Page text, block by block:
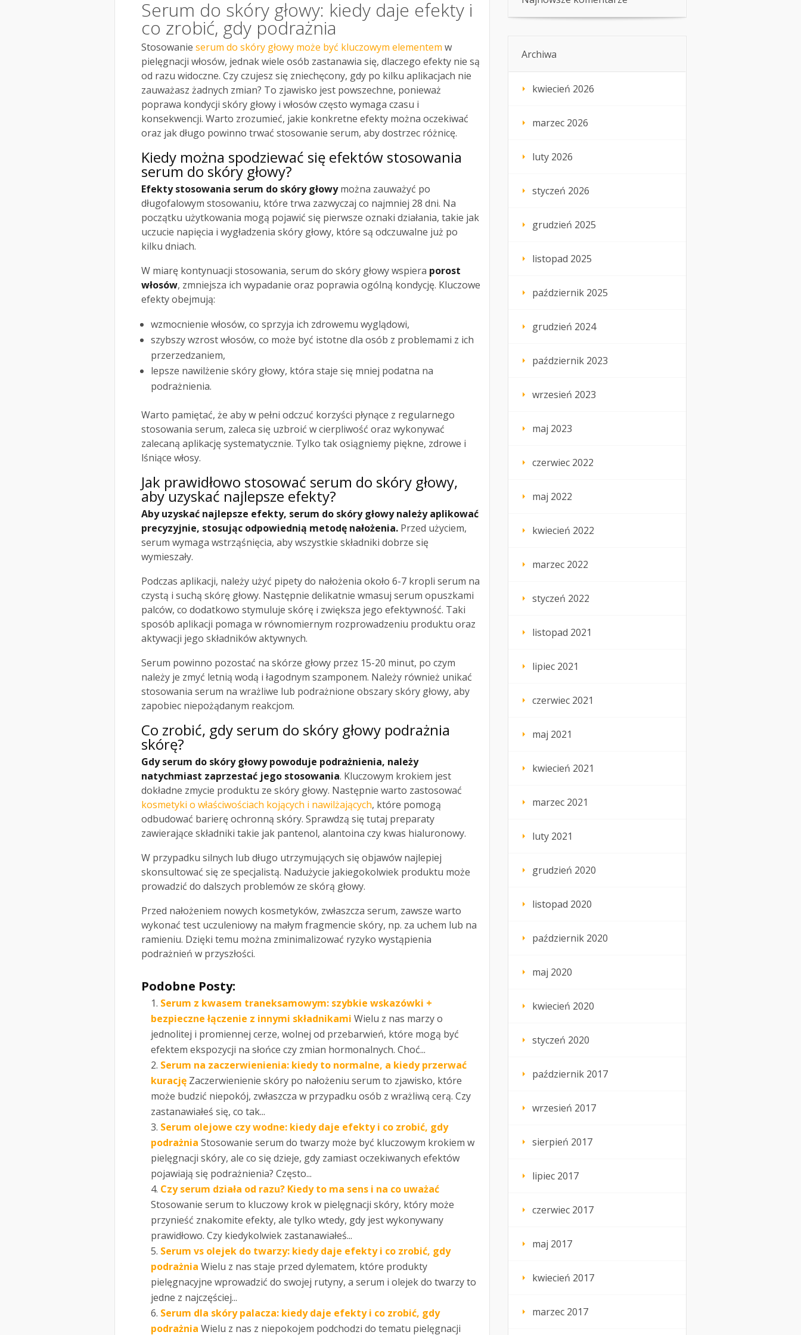
Serum do skóry głowy: kiedy daje efekty i
co zrobić, gdy podrażnia
Stosowanie serum do skóry głowy może być kluczowym elementem w
pielęgnacji włosów, jednak wiele osób zastanawia się, dlaczego efekty nie są
od razu widoczne. Czy czujesz się zniechęcony, gdy po kilku aplikacjach nie
zauważasz żadnych zmian? To zjawisko jest powszechne, ponieważ
poprawa kondycji skóry głowy i włosów często wymaga czasu i
konsekwencji. Warto zrozumieć, jakie konkretne efekty można oczekiwać
oraz jak długo powinno trwać stosowanie serum, aby dostrzec różnicę.
Kiedy można spodziewać się efektów stosowania
serum do skóry głowy?
Efekty stosowania serum do skóry głowymożna zauważyć po
długofalowym stosowaniu, które trwa zazwyczaj co najmniej 28 dni. Na
początku użytkowania mogą pojawić się pierwsze oznaki działania, takie jak
uczucie napięcia i wygładzenia skóry głowy, które są odczuwalne już po
kilku dniach.
W miarę kontynuacji stosowania, serum do skóry głowy wspiera porost
włosów, zmniejsza ich wypadanie oraz poprawia ogólną kondycję. Kluczowe
efekty obejmują:
wzmocnienie włosów, co sprzyja ich zdrowemu wyglądowi,
szybszy wzrost włosów, co może być istotne dla osób z problemami z ich
przerzedzaniem,
lepsze nawilżenie skóry głowy, która staje się mniej podatna na
podrażnienia.
Warto pamiętać, że aby w pełni odczuć korzyści płynące z regularnego
stosowania serum, zaleca się uzbroić w cierpliwość oraz wykonywać
zalecaną aplikację systematycznie. Tylko tak osiągniemy piękne, zdrowe i
lśniące włosy.
Jak prawidłowo stosować serum do skóry głowy,
aby uzyskać najlepsze efekty?
Aby uzyskać najlepsze efekty, serum do skóry głowy należy aplikować
precyzyjnie, stosując odpowiednią metodę nałożenia. Przed użyciem,
serum wymaga wstrząśnięcia, aby wszystkie składniki dobrze się
wymieszały.
Podczas aplikacji, należy użyć pipety do nałożenia około 6-7 kropli serum na
czystą i suchą skórę głowy. Następnie delikatnie wmasuj serum opuszkami
palców, co dodatkowo stymuluje skórę i zwiększa jego efektywność. Taki
sposób aplikacji pomaga w równomiernym rozprowadzeniu produktu oraz
aktywacji jego składników aktywnych.
Serum powinno pozostać na skórze głowy przez 15-20 minut, po czym
należy je zmyć letnią wodą i łagodnym szamponem. Należy również unikać
stosowania serum na wrażliwe lub podrażnione obszary skóry głowy, aby
zapobiec niepożądanym reakcjom.
Co zrobić, gdy serum do skóry głowy podrażnia
skórę?
Gdy serum do skóry głowy powoduje podrażnienia, należy
natychmiast zaprzestać jego stosowania. Kluczowym krokiem jest
dokładne zmycie produktu ze skóry głowy. Następnie warto zastosować
kosmetyki o właściwościach kojących i nawilżających, które pomogą
odbudować barierę ochronną skóry. Sprawdzą się tutaj preparaty
zawierające składniki takie jak pantenol, alantoina czy kwas hialuronowy.
W przypadku silnych lub długo utrzymujących się objawów najlepiej
skonsultować się ze specjalistą. Nadużycie jakiegokolwiek produktu może
prowadzić do dalszych problemów ze skórą głowy.
Przed nałożeniem nowych kosmetyków, zwłaszcza serum, zawsze warto
wykonać test uczuleniowy na małym fragmencie skóry, np. za uchem lub na
ramieniu. Dzięki temu można zminimalizować ryzyko wystąpienia
podrażnień w przyszłości.
Podobne Posty:
Serum z kwasem traneksamowym: szybkie wskazówki +
bezpieczne łączenie z innymi składnikami Wielu z nas marzy o
jednolitej i promiennej cerze, wolnej od przebarwień, które mogą być
efektem ekspozycji na słońce czy zmian hormonalnych. Choć...
Serum na zaczerwienienia: kiedy to normalne, a kiedy przerwać
kurację Zaczerwienienie skóry po nałożeniu serum to zjawisko, które
może budzić niepokój, zwłaszcza w przypadku osób z wrażliwą cerą. Czy
zastanawiałeś się, co tak...
Serum olejowe czy wodne: kiedy daje efekty i co zrobić, gdy
podrażnia Stosowanie serum do twarzy może być kluczowym krokiem w
pielęgnacji skóry, ale co się dzieje, gdy zamiast oczekiwanych efektów
pojawiają się podrażnienia? Często...
Czy serum działa od razu? Kiedy to ma sens i na co uważać
Stosowanie serum to kluczowy krok w pielęgnacji skóry, który może
przynieść znakomite efekty, ale tylko wtedy, gdy jest wykonywany
prawidłowo. Czy kiedykolwiek zastanawiałeś...
Serum vs olejek do twarzy: kiedy daje efekty i co zrobić, gdy
podrażnia Wielu z nas staje przed dylematem, które produkty
pielęgnacyjne wprowadzić do swojej rutyny, a serum i olejek do twarzy to
jedne z najczęściej...
Serum dla skóry palacza: kiedy daje efekty i co zrobić, gdy
podrażnia Wielu z nas z niepokojem podchodzi do tematu pielęgnacji
Archiwa
kwiecień 2026
marzec 2026
luty 2026
styczeń 2026
grudzień 2025
listopad 2025
październik 2025
grudzień 2024
październik 2023
wrzesień 2023
maj 2023
czerwiec 2022
maj 2022
kwiecień 2022
marzec 2022
styczeń 2022
listopad 2021
lipiec 2021
czerwiec 2021
maj 2021
kwiecień 2021
marzec 2021
luty 2021
grudzień 2020
listopad 2020
październik 2020
maj 2020
kwiecień 2020
styczeń 2020
październik 2017
wrzesień 2017
sierpień 2017
lipiec 2017
czerwiec 2017
maj 2017
kwiecień 2017
marzec 2017